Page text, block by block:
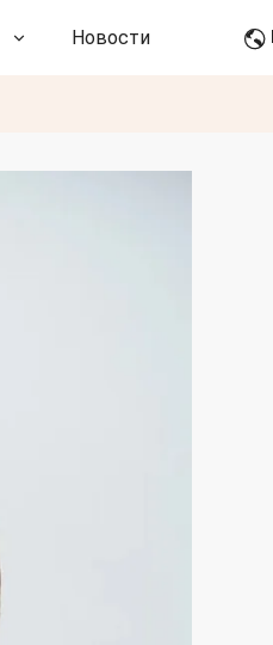
Новости и события